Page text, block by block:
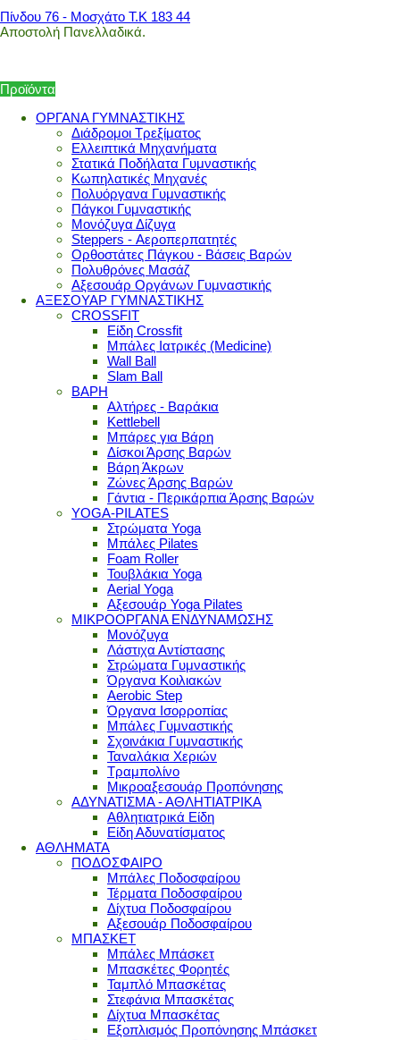
Πίνδου 76 - Μοσχάτο Τ.Κ 183 44
Αποστολή Πανελλαδικά.
Προϊόντα
ΟΡΓΑΝΑ ΓΥΜΝΑΣΤΙΚΗΣ
Διάδρομοι Τρεξίματος
Ελλειπτικά Μηχανήματα
Στατικά Ποδήλατα Γυμναστικής
Κωπηλατικές Μηχανές
Πολυόργανα Γυμναστικής
Πάγκοι Γυμναστικής
Μονόζυγα Δίζυγα
Steppers - Αεροπερπατητές
Ορθοστάτες Πάγκου - Βάσεις Βαρών
Πολυθρόνες Μασάζ
Αξεσουάρ Οργάνων Γυμναστικής
ΑΞΕΣΟΥΑΡ ΓΥΜΝΑΣΤΙΚΗΣ
CROSSFIT
Είδη Crossfit
Μπάλες Ιατρικές (Medicine)
Wall Ball
Slam Ball
ΒΑΡΗ
Αλτήρες - Βαράκια
Kettlebell
Μπάρες για Βάρη
Δίσκοι Άρσης Βαρών
Βάρη Άκρων
Ζώνες Άρσης Βαρών
Γάντια - Περικάρπια Άρσης Βαρών
YOGA-PILATES
Στρώματα Yoga
Μπάλες Pilates
Foam Roller
Τουβλάκια Yoga
Aerial Yoga
Αξεσουάρ Yoga Pilates
ΜΙΚΡΟΟΡΓΑΝΑ ΕΝΔΥΝΑΜΩΣΗΣ
Μονόζυγα
Λάστιχα Αντίστασης
Στρώματα Γυμναστικής
Όργανα Κοιλιακών
Aerobic Step
Όργανα Ισορροπίας
Μπάλες Γυμναστικής
Σχοινάκια Γυμναστικής
Ταναλάκια Χεριών
Τραμπολίνο
Μικροαξεσουάρ Προπόνησης
ΑΔΥΝΑΤΙΣΜΑ - ΑΘΛΗΤΙΑΤΡΙΚΑ
Αθλητιατρικά Είδη
Είδη Αδυνατίσματος
ΑΘΛΗΜΑΤΑ
ΠΟΔΟΣΦΑΙΡΟ
Μπάλες Ποδοσφαίρου
Τέρματα Ποδοσφαίρου
Δίχτυα Ποδοσφαίρου
Αξεσουάρ Ποδοσφαίρου
ΜΠΑΣΚΕΤ
Μπάλες Μπάσκετ
Μπασκέτες Φορητές
Ταμπλό Μπασκέτας
Στεφάνια Μπασκέτας
Δίχτυα Μπασκέτας
Εξοπλισμός Προπόνησης Μπάσκετ